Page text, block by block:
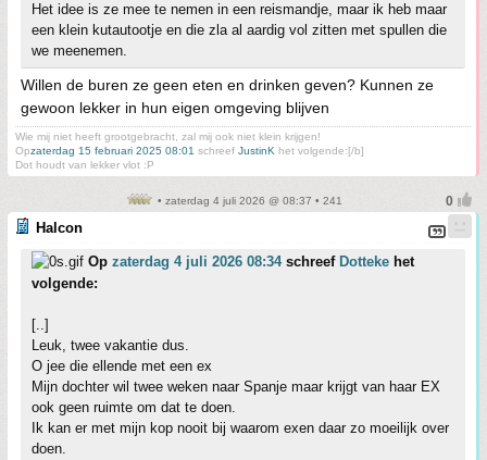
Het idee is ze mee te nemen in een reismandje, maar ik heb maar
een klein kutautootje en die zla al aardig vol zitten met spullen die
we meenemen.
Willen de buren ze geen eten en drinken geven? Kunnen ze
gewoon lekker in hun eigen omgeving blijven
Wie mij niet heeft grootgebracht, zal mij ook niet klein krijgen!
Opzaterdag 15 februari 2025 08:01 schreef JustinK het volgende:[/b]
Dot houdt van lekker vlot :P
• zaterdag 4 juli 2026 @ 08:37 • 241
Halcon
Op zaterdag 4 juli 2026 08:34schreef Dotteke het
volgende:
[..]
Leuk, twee vakantie dus.
O jee die ellende met een ex
Mijn dochter wil twee weken naar Spanje maar krijgt van haar EX
ook geen ruimte om dat te doen.
Ik kan er met mijn kop nooit bij waarom exen daar zo moeilijk over
doen.